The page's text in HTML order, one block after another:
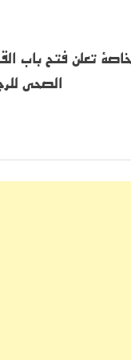
تعلن فتح باب
الصحي